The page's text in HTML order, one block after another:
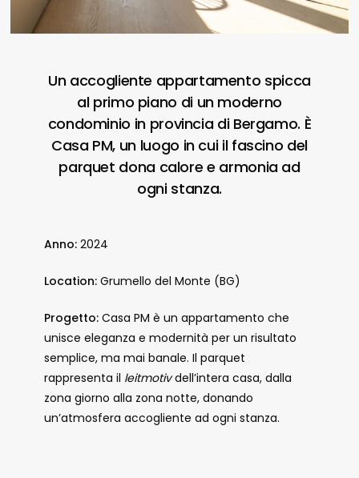
Un accogliente appartamento spicca
al primo piano di un moderno
condominio in provincia di Bergamo. È
Casa PM, un luogo in cui il fascino del
parquet dona calore e armonia ad
ogni stanza.
Anno: 2024
Location: Grumello del Monte (BG)
Progetto: Casa PM è un appartamento che
unisce eleganza e modernità per un risultato
semplice, ma mai banale. Il parquet
rappresenta il leitmotivdell’intera casa, dalla
zona giorno alla zona notte, donando
un’atmosfera accogliente ad ogni stanza.